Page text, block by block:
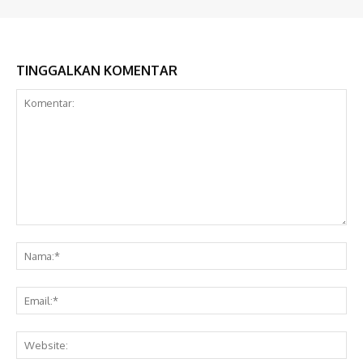
TINGGALKAN KOMENTAR